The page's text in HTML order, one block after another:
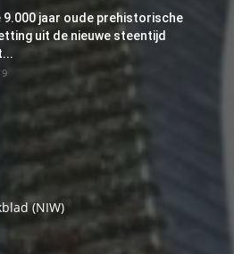
9.000 jaar oude prehistorische
uit de nieuwe steentijd
(NIW)